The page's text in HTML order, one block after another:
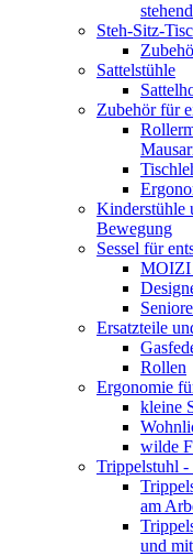
Steh-Sitz-
Sattelstühle
Zubehör für
Kinderstühle
Bewegung
Sessel für
MOIZI
Ersatzteile
Rollen
Ergonomie
kleine
wilde
Trippelstuhl
am
und